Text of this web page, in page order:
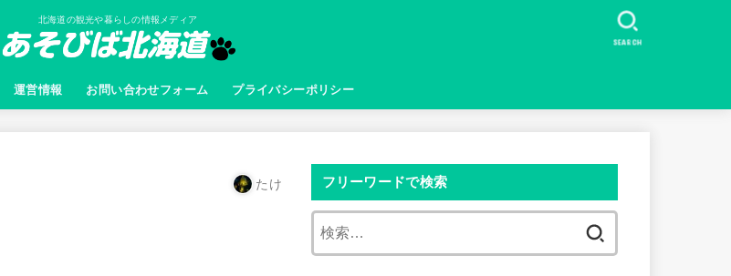
北海道の観光や暮らしの情報メディア
運営情報 お問い合わせフォーム プライバシーポリシー
SEARCH
たけ フリーワードで検索